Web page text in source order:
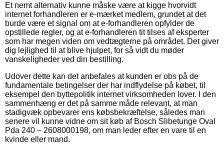
Et nemt alternativ kunne måske være at kigge hvorvidt
internet forhandleren er e-mærket medlem, grundet at det
burde være et signal om at e-forhandleren opfylder de
opstillede regler, og at e-forhandleren tit tilses af eksperter
som har megen viden om vedtægterne på området. Det giver
dig lejlighed til at blive hjulpet, for så vidt du møder
vanskeligheder ved din bestilling.
Udover dette kan det anbefales at kunden er obs på de
fundamentale betingelser der har indflydelse på købet, til
eksempel den byttepolitik internet virksomheden lover. I den
sammenhæng er det på samme måde relevant, at man
stadigvæk opbevarer ens købsbekræftelse, således man
senere vil kunne vidne om sit køb af Bosch Slibetunge Oval
Pda 240 – 2608000198, om man leder efter en vare til en
kvinde eller mand.